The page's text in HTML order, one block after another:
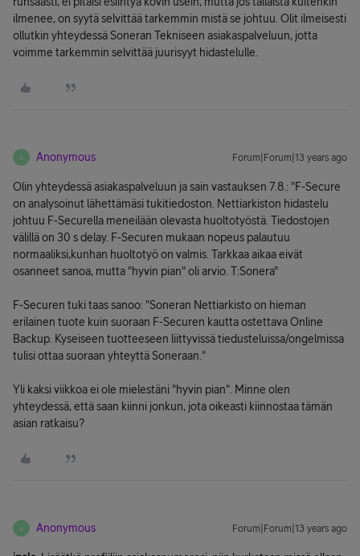
ilmenee, on syytä selvittää tarkemmin mistä se johtuu. Olit ilmeisesti
ollutkin yhteydessä Soneran Tekniseen asiakaspalveluun, jotta
voimme tarkemmin selvittää juurisyyt hidastelulle.
A Anonymous Forum|Forum|13 years ago
Olin yhteydessä asiakaspalveluun ja sain vastauksen 7.8.: "F-Secure
on analysoinut lähettämäsi tukitiedoston. Nettiarkiston hidastelu
johtuu F-Securella meneilään olevasta huoltotyöstä. Tiedostojen
välillä on 30 s delay. F-Securen mukaan nopeus palautuu
normaaliksi,kunhan huoltotyö on valmis. Tarkkaa aikaa eivät
osanneet sanoa, mutta "hyvin pian" oli arvio. T:Sonera"
F-Securen tuki taas sanoo: "Soneran Nettiarkisto on hieman
erilainen tuote kuin suoraan F-Securen kautta ostettava Online
Backup. Kyseiseen tuotteeseen liittyvissä tiedusteluissa/ongelmissa
tulisi ottaa suoraan yhteyttä Soneraan."
Yli kaksi viikkoa ei ole mielestäni "hyvin pian". Minne olen
yhteydessä, että saan kiinni jonkun, jota oikeasti kiinnostaa tämän
asian ratkaisu?
A Anonymous Forum|Forum|13 years ago